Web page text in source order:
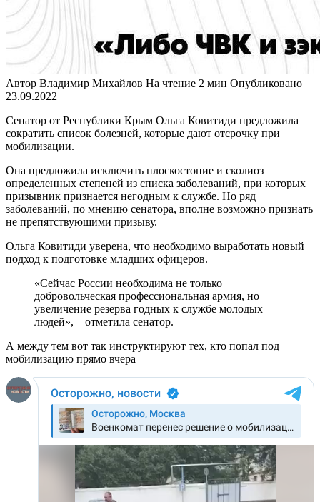
Автор Владимир Михайлов На чтение 2 мин Опубликовано
23.09.2022
Сенатор от Республики Крым Ольга Ковитиди предложила
сократить список болезней, которые дают отсрочку при
мобилизации.
Она предложила исключить плоскостопие и сколиоз
определенных степеней из списка заболеваний, при которых
призывник признается негодным к службе. Но ряд
заболеваний, по мнению сенатора, вполне возможно признать
не препятствующими призыву.
Ольга Ковитиди уверена, что необходимо выработать новый
подход к подготовке младших офицеров.
«Сейчас России необходима не только
добровольческая профессиональная армия, но
увеличение резерва годных к службе молодых
людей», – отметила сенатор.
А между тем вот так инструктируют тех, кто попал под
мобилизацию прямо вчера